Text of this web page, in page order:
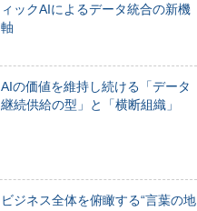
ィックAIによるデータ統合の新機
軸
AIの価値を維持し続ける「データ
継続供給の型」と「横断組織」
ビジネス全体を俯瞰する“言葉の地